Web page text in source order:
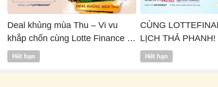
Deal khủng mùa Thu – Vi vu
khắp chốn cùng Lotte Finance x
Vntrip
Hết hạn
CÙNG
LỊCH THẢ PHANH!
Hết hạn